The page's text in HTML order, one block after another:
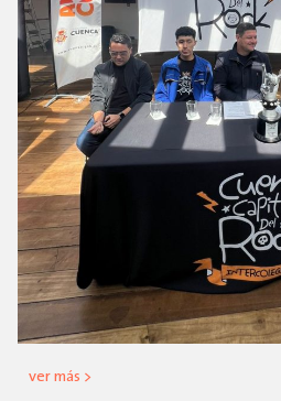
ver más >